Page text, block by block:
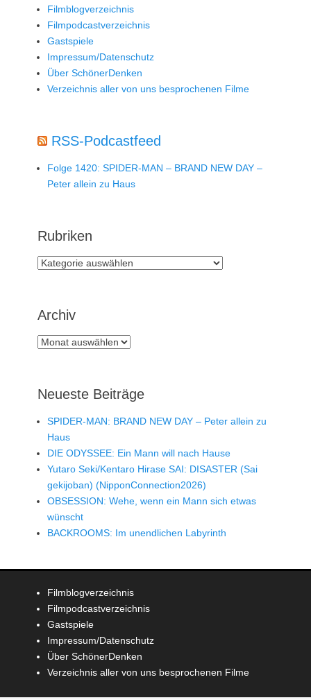
Filmblogverzeichnis
Filmpodcastverzeichnis
Gastspiele
Impressum/Datenschutz
Über SchönerDenken
Verzeichnis aller von uns besprochenen Filme
RSS-Podcastfeed
Folge 1420: SPIDER-MAN – BRAND NEW DAY –
Peter allein zu Haus
Rubriken
Rubriken
Archiv
Archiv
Neueste Beiträge
SPIDER-MAN: BRAND NEW DAY – Peter allein zu
Haus
DIE ODYSSEE: Ein Mann will nach Hause
Yutaro Seki/Kentaro Hirase SAI: DISASTER (Sai
gekijoban) (NipponConnection2026)
OBSESSION: Wehe, wenn ein Mann sich etwas
wünscht
BACKROOMS: Im unendlichen Labyrinth
Filmblogverzeichnis
Filmpodcastverzeichnis
Gastspiele
Impressum/Datenschutz
Über SchönerDenken
Verzeichnis aller von uns besprochenen Filme